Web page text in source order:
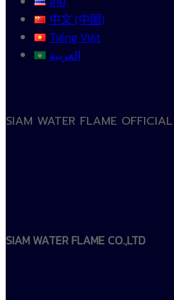
中文 (中国)
Tiếng Việt
العربية
SIAM WATER FLAME OFFICIAL
SIAM WATER FLAME CO.,LTD